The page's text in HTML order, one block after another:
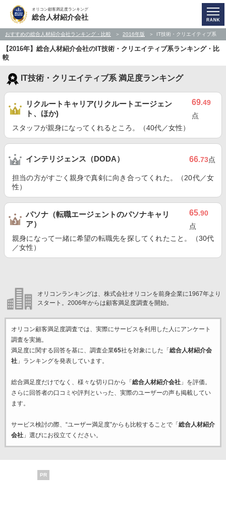
オリコン顧客満足度ランキング
総合人材紹介会社
おすすめの総合人材紹介会社ランキング・比較 2016年版 IT技術・クリエイティブ系
【2016年】総合人材紹介会社のIT技術・クリエイティブ系ランキング・比
較
IT技術・クリエイティブ系 満足度ランキング
リクルートキャリア(リクルートエージェン
ト、ほか)
69.49
点
スタッフが親身になってくれるところ。（40代／女性）
インテリジェンス（DODA） 66.73点
担当の方がすごく親身で真剣に向き合ってくれた。（20代／女
性）
パソナ（転職エージェントのパソナキャリ
ア）
65.90
点
親身になって一緒に希望の転職先を探してくれたこと。（30代
／女性）
オリコンランキングは、株式会社オリコンを前身企業に1967年より
スタート。2006年からは顧客満足度調査を開始。
オリコン顧客満足度調査では、実際にサービスを利用した 人にアンケート
調査を実施。
満足度に関する回答を基に、調査企業65社を対象にした「 総合人材紹介会
社」ランキングを発表しています。
総合満足度だけでなく、様々な切り口から「 総合人材紹介会社」を評価。
さらに回答者の口コミや評判といった、実際のユーザーの声も掲載してい
ます。
サービス検討の際、“ユーザー満足度”からも比較することで「 総合人材紹介
会社」選びにお役立てください。
PR